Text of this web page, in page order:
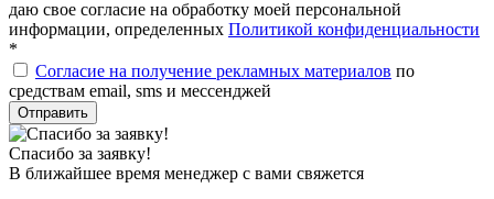
даю свое согласие на обработку моей персональной
информации, определенных Политикой конфиденциальности
*
Согласие на получение рекламных материалов по
средствам email, sms и мессенджей
Спасибо за заявку!
В ближайшее время менеджер с вами свяжется